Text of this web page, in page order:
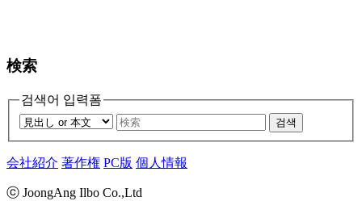
検索
검색어 입력폼
검색
会社紹介 著作権 PC版 個人情報
ⓒ JoongAng Ilbo Co.,Ltd